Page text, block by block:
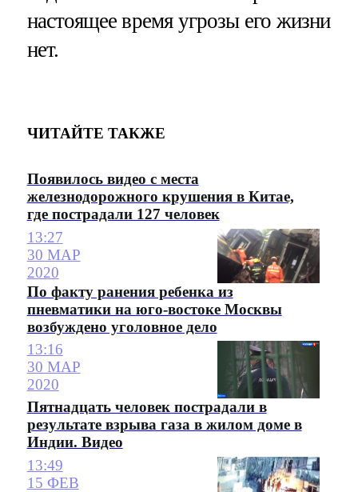
настоящее время угрозы его жизни
нет.
ЧИТАЙТЕ ТАКЖЕ
Появилось видео с места
железнодорожного крушения в Китае,
где пострадали 127 человек
13:27
30 МАР
2020
По факту ранения ребенка из
пневматики на юго-востоке Москвы
возбуждено уголовное дело
13:16
30 МАР
2020
Пятнадцать человек пострадали в
результате взрыва газа в жилом доме в
Индии. Видео
13:49
15 ФЕВ